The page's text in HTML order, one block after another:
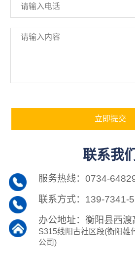
联系我们
服务热线：0734-
联系方式：139-7341-
办公地址：衡阳县西渡
S315线阳古社区段(衡阳雄
公司)